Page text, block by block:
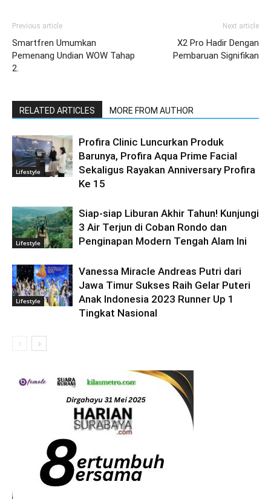
Previous article
Smartfren Umumkan
Pemenang Undian WOW Tahap
2.
Next article
X2 Pro Hadir Dengan
Pembaruan Signifikan
RELATED ARTICLES MORE FROM AUTHOR
Lifestyle
Profira Clinic Luncurkan Produk
Barunya, Profira Aqua Prime Facial
Sekaligus Rayakan Anniversary Profira
Ke 15
Lifestyle
Siap-siap Liburan Akhir Tahun! Kunjungi
3 Air Terjun di Coban Rondo dan
Penginapan Modern Tengah Alam Ini
Lifestyle
Vanessa Miracle Andreas Putri dari
Jawa Timur Sukses Raih Gelar Puteri
Anak Indonesia 2023 Runner Up 1
Tingkat Nasional